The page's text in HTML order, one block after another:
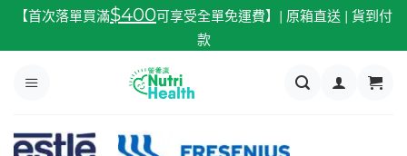
內
【首次落單買滿$400可享受全單免運費】| 原箱直送 | 貨到付
款